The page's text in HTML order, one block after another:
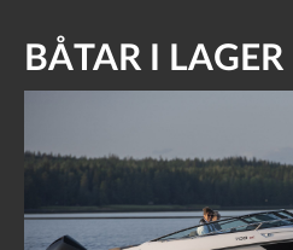
BÅTAR I LAGER